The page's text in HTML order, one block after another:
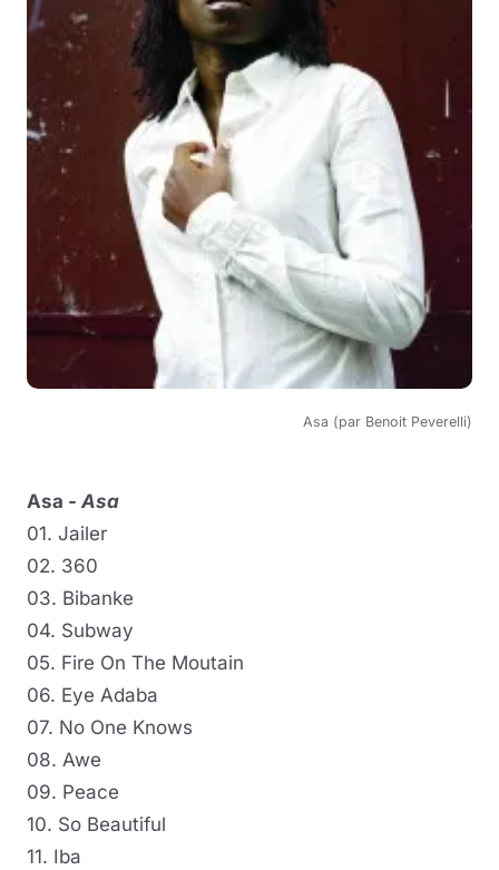
Asa (par Benoit Peverelli)
Asa -Asa
01. Jailer
02. 360
03. Bibanke
04. Subway
05. Fire On The Moutain
06. Eye Adaba
07. No One Knows
08. Awe
09. Peace
10. So Beautiful
11. Iba